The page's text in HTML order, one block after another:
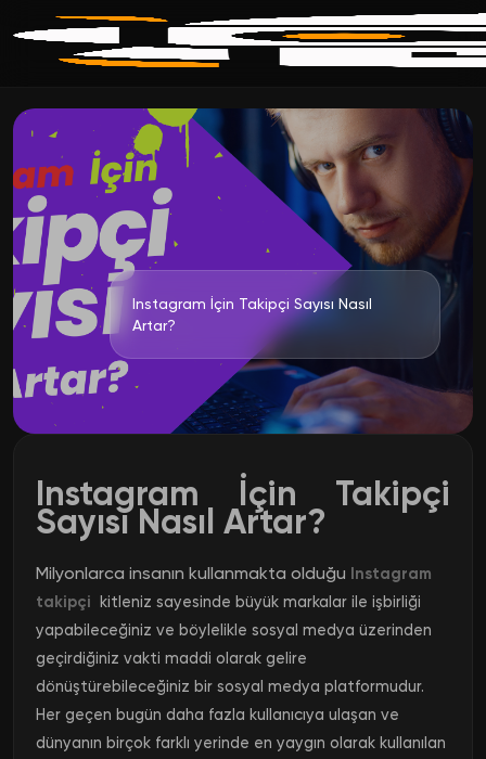
Instagram İçin Takipçi Sayısı Nasıl
Artar?
Instagram İçin Takipçi
Sayısı Nasıl Artar?
Milyonlarca insanın kullanmakta olduğu Instagram
takipçi kitleniz sayesinde büyük markalar ile işbirliği
yapabileceğiniz ve böylelikle sosyal medya üzerinden
geçirdiğiniz vakti maddi olarak gelire
dönüştürebileceğiniz bir sosyal medya platformudur.
Her geçen bugün daha fazla kullanıcıya ulaşan ve
dünyanın birçok farklı yerinde en yaygın olarak kullanılan